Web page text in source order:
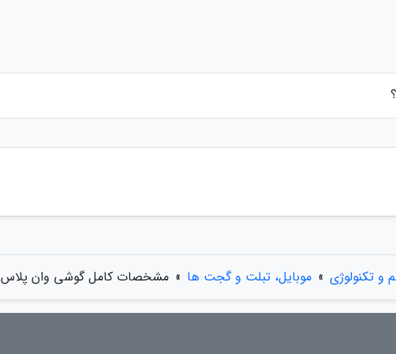
و تکنولوژی » موبایل، تبلت و گجت ها » مشخصات کامل گوشی وان پلاس 11R فاش شد